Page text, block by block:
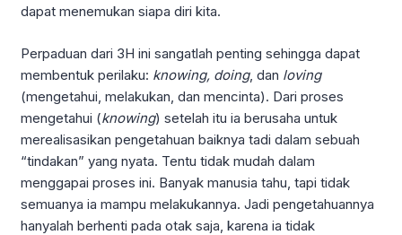
dapat menemukan siapa diri kita.
Perpaduan dari 3H ini sangatlah penting sehingga dapat
membentuk perilaku: knowing, doing, dan loving
(mengetahui, melakukan, dan mencinta). Dari proses
mengetahui (knowing) setelah itu ia berusaha untuk
merealisasikan pengetahuan baiknya tadi dalam sebuah
“tindakan” yang nyata. Tentu tidak mudah dalam
menggapai proses ini. Banyak manusia tahu, tapi tidak
semuanya ia mampu melakukannya. Jadi pengetahuannya
hanyalah berhenti pada otak saja, karena ia tidak